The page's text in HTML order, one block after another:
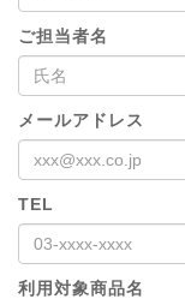
ご担当者名
メールアドレス
TEL
利用対象商品名